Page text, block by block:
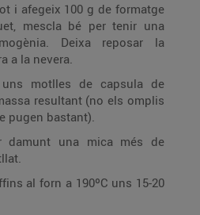
i afegeix 100 g de formatge
mescla bé per tenir una
Deixa reposar la
a la nevera.
motlles de capsula de
resultant (no els omplis
pugen bastant).
damunt una mica més de
al forn a 190ºC uns 15-20